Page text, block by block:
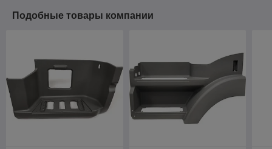
Подобные товары компании